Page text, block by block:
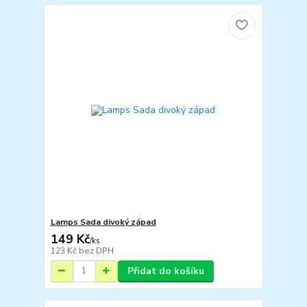
Lamps Sada divoký západ
149 Kč/ks
123 Kč bez DPH
Přidat do košíku